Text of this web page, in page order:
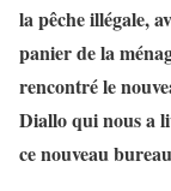
la pêche illégale,
panier de la
rencontré le
Diallo qui nous a
ce nouveau